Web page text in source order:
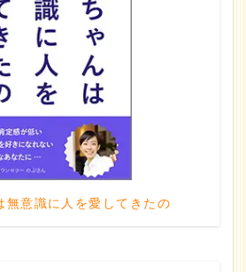
無意識に人を愛してきたの